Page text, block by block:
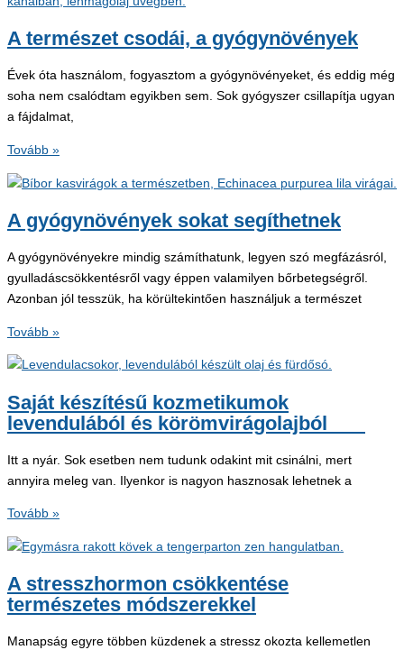
A természet csodái, a gyógynövények
Évek óta használom, fogyasztom a gyógynövényeket, és eddig még
soha nem csalódtam egyikben sem. Sok gyógyszer csillapítja ugyan
a fájdalmat,
A
természet
csodái,
a
gyógynövények
Tovább »
A gyógynövények sokat segíthetnek
A gyógynövényekre mindig számíthatunk, legyen szó megfázásról,
gyulladáscsökkentésről vagy éppen valamilyen bőrbetegségről.
Azonban jól tesszük, ha körültekintően használjuk a természet
A
gyógynövények
sokat
segíthetnek
Tovább »
Saját készítésű kozmetikumok
levendulából és körömvirágolajból
Itt a nyár. Sok esetben nem tudunk odakint mit csinálni, mert
annyira meleg van. Ilyenkor is nagyon hasznosak lehetnek a
Saját
készítésű
kozmetikumok
levendulából
és
körömvirágolajból
Tovább »
A stresszhormon csökkentése
természetes módszerekkel
Manapság egyre többen küzdenek a stressz okozta kellemetlen